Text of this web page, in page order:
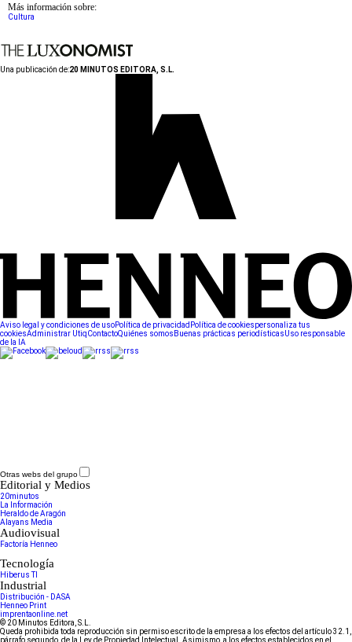
Más información sobre:
Cultura
Una publicación de:20 MINUTOS EDITORA, S.L.
Aviso legal y condiciones de usoPolítica de privacidad Política de cookiespersonaliza tus
cookiesAdministrar UtiqContactoQuiénes somos Buenas prácticas periodísticasUso responsable
de la IA
Otras webs del grupo
Editorial y Medios
20minutos
La Información
Heraldo de Aragón
Alayans Media
Audiovisual
Factoría Henneo
Tecnología
Hiberus TI
Industrial
Distribución - DASA
Henneo Print
imprentaonline.net
© 20 Minutos Editora, S.L.
Queda prohibida toda reproducción sin permiso escrito de la empresa a los efectos del artículo 32.1,
párrafo segundo, de la Ley de Propiedad Intelectual. Asimismo, a los efectos establecidos en el